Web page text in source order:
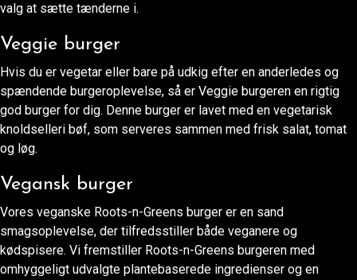
valg at sætte tænderne i.
Veggie burger
Hvis du er vegetar eller bare på udkig efter en anderledes og
spændende burgeroplevelse, så er Veggie burgeren en rigtig
god burger for dig. Denne burger er lavet med en vegetarisk
knoldselleri bøf, som serveres sammen med frisk salat, tomat
og løg.
Vegansk burger
Vores veganske Roots-n-Greens burger er en sand
smagsoplevelse, der tilfredsstiller både veganere og
kødspisere. Vi fremstiller Roots-n-Greens burgeren med
omhyggeligt udvalgte plantebaserede ingredienser og en